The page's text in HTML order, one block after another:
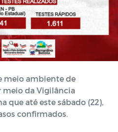
meio ambiente de
meio da Vigilância
que até este sábado (22),
confirmados.